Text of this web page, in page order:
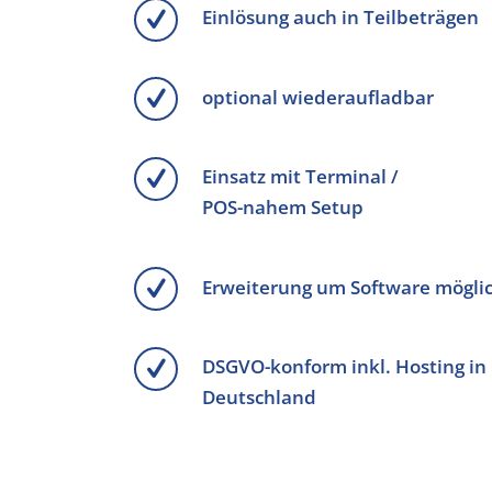
Einlösung auch in Teilbeträgen
optional wiederaufladbar
Einsatz mit Terminal /
POS-nahem Setup
Erweiterung um Software
DSGVO-konform inkl. Hosting in
Deutschland